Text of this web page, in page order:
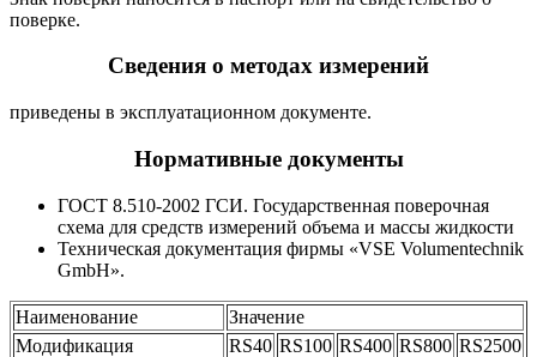
поверке.
Сведения о методах измерений
приведены в эксплуатационном документе.
Нормативные документы
ГОСТ 8.510-2002 ГСИ. Государственная поверочная
схема для средств измерений объема и массы жидкости
Техническая документация фирмы «VSE Volumentechnik
GmbH».
Наименование
Значение
Модификация
RS40 RS100 RS400 RS800 RS2500